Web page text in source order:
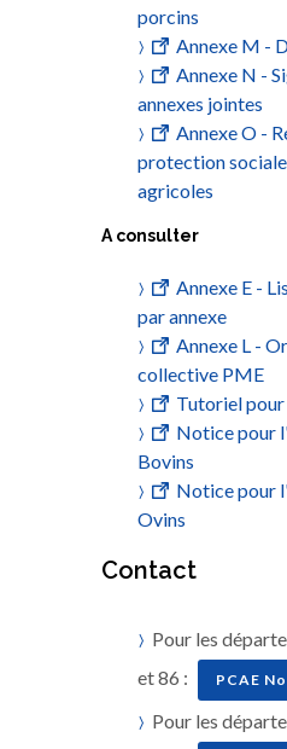
porcins
Annexe M -
Annexe N -
annexes jointes
Annexe O -
protection
agricoles
A consulter
Annexe E -
par annexe
Annexe L -
collective PME
Tutoriel
Notice pour
Bovins
Notice pour
Ovins
Contact
Pour les
et 86 :
PCAE
Pour les